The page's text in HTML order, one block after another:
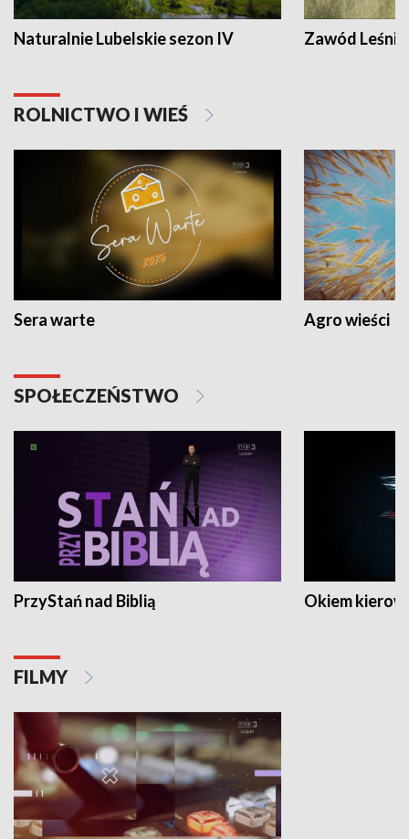
Naturalnie Lubelskie sezon IV Zawód Leśnik
ROLNICTWO I WIEŚ
Sera warte Agro wieści
SPOŁECZEŃSTWO
PrzyStań nad Biblią Okiem
FILMY